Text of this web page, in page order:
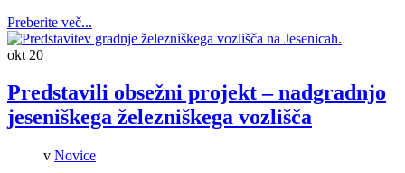
Preberite več...
okt 20
Predstavili obsežni projekt – nadgradnjo
jeseniškega železniškega vozlišča
v Novice